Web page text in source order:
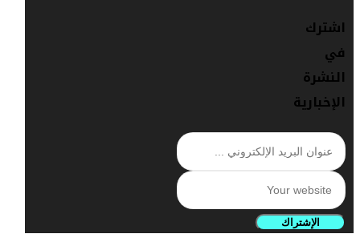
اشترك
في
النشرة
الإخبارية
الإشتراك